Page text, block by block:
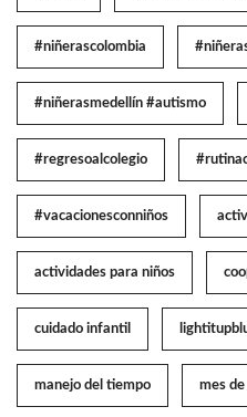
#niñerascolombia
#niñerasmedellín #autismo
#regresoalcolegio
#vacacionesconniños
actividades para niños
cuidado infantil
manejo del tiempo mes